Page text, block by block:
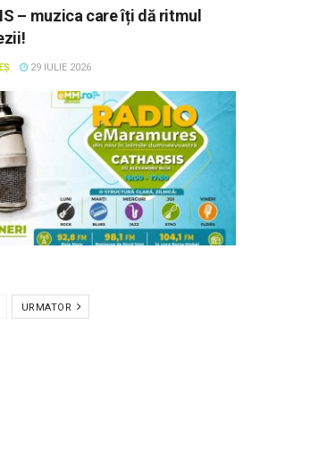
– muzica care îți dă ritmul
29 IULIE 2026
URMATOR